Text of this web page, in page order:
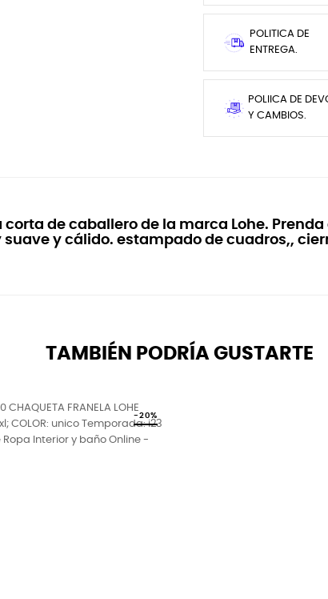
POLITICA DE
ENTREGA.
POLIICA DE
Y CAMBIOS.
corta de caballero de la marca Lohe.
suave y cálido. estampado de cuadros,,
TAMBIÉN PODRÍA GUSTARTE
-20%